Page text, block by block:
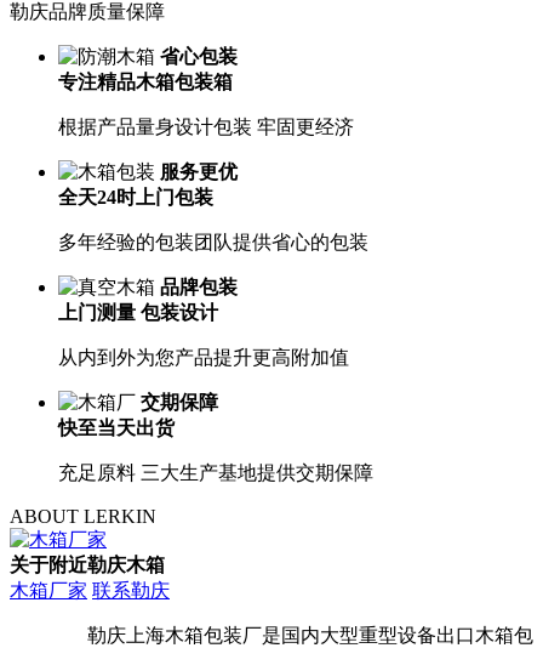
勒庆品牌质量保障
省心包装
专注精品木箱包装箱
根据产品量身设计包装 牢固更经济
服务更优
全天24时上门包装
多年经验的包装团队提供省心的包装
品牌包装
上门测量 包装设计
从内到外为您产品提升更高附加值
交期保障
快至当天出货
充足原料 三大生产基地提供交期保障
ABOUT LERKIN
关于附近勒庆木箱
木箱厂家 联系勒庆
勒庆上海木箱包装厂是国内大型重型设备出口木箱包